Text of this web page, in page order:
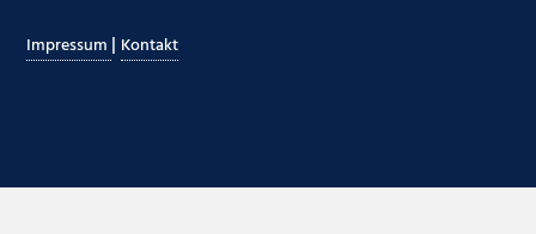
Impressum | Kontakt